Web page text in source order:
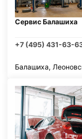
Сервис Балашиха
+7 (495) 431-63-
Балашиха,